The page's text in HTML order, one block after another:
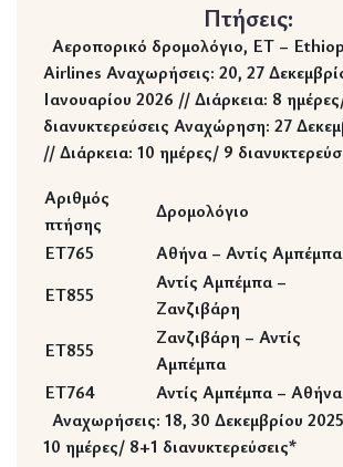
Πτήσεις:
Αεροπορικό δρομολόγιο, ΕΤ –
Airlines Αναχωρήσεις: 20, 27
Ιανουαρίου 2026 //Διάρκεια: 8
διανυκτερεύσεις Αναχώρηση: 27
//Διάρκεια: 10 ημέρες/ 9
Αριθμός
πτήσης
Δρομολόγιο
ET765
Αθήνα – Αντίς Αμπέμπα
ET855
Αντίς Αμπέμπα –
Ζανζιβάρη
ET855
Ζανζιβάρη – Αντίς
Αμπέμπα
ET764
Αντίς Αμπέμπα – Αθήνα
Αναχωρήσεις: 18, 30 Δεκεμβρίου
10 ημέρες/ 8+1 διανυκτερεύσεις*